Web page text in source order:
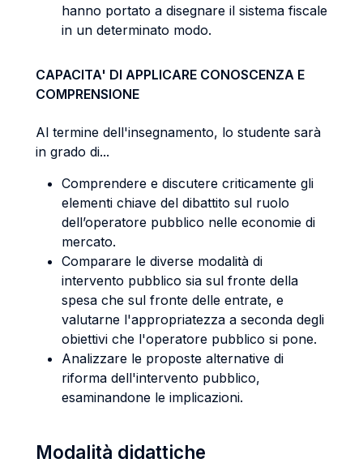
hanno portato a disegnare il sistema fiscale
in un determinato modo.
CAPACITA' DI APPLICARE CONOSCENZA E
COMPRENSIONE
Al termine dell'insegnamento, lo studente sarà
in grado di...
Comprendere e discutere criticamente gli
elementi chiave del dibattito sul ruolo
dell’operatore pubblico nelle economie di
mercato.
Comparare le diverse modalità di
intervento pubblico sia sul fronte della
spesa che sul fronte delle entrate, e
valutarne l'appropriatezza a seconda degli
obiettivi che l'operatore pubblico si pone.
Analizzare le proposte alternative di
riforma dell'intervento pubblico,
esaminandone le implicazioni.
Modalità didattiche